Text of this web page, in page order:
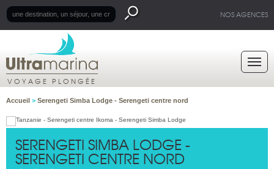
NOS AGENCES
VOYAGE PLONGÉE
Accueil > Serengeti Simba Lodge - Serengeti centre nord
SERENGETI SIMBA LODGE -
SERENGETI CENTRE NORD